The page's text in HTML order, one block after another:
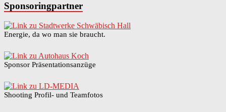
Sponsoringpartner
Energie, da wo man sie braucht.
Sponsor Präsentationsanzüge
Shooting Profil- und Teamfotos